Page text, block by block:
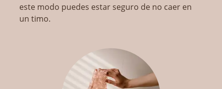
este modo puedes estar seguro de no caer en
un timo.